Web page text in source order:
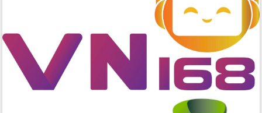
tồn tại IUU, sẵn sàng làm việc với
Đoàn thanh tra EC
Chủ tịch UBND tỉnh Tạ Anh Tuấn thăm,
chúc mừng các bệnh viện nhân Ngày
Thầy thuốc Việt Nam